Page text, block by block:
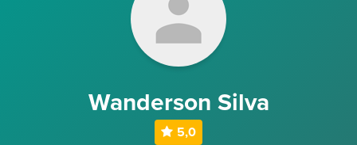
Wanderson Silva
5,0